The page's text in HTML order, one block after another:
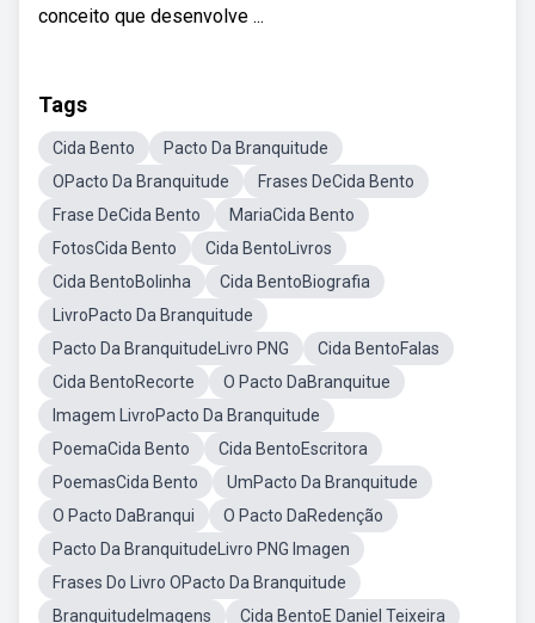
conceito que desenvolve ...
Tags
Cida Bento
Pacto Da Branquitude
OPacto Da Branquitude
Frases DeCida Bento
Frase DeCida Bento
MariaCida Bento
FotosCida Bento
Cida BentoLivros
Cida BentoBolinha
Cida BentoBiografia
LivroPacto Da Branquitude
Pacto Da BranquitudeLivro PNG
Cida BentoFalas
Cida BentoRecorte
O Pacto DaBranquitue
Imagem LivroPacto Da Branquitude
PoemaCida Bento
Cida BentoEscritora
PoemasCida Bento
UmPacto Da Branquitude
O Pacto DaBranqui
O Pacto DaRedenção
Pacto Da BranquitudeLivro PNG Imagen
Frases Do Livro OPacto Da Branquitude
BranquitudeImagens
Cida BentoE Daniel Teixeira